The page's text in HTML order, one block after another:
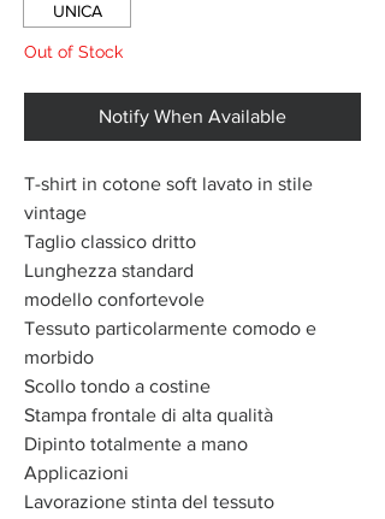
UNICA
Out of Stock
Notify When Available
T-shirt in cotone soft lavato in stile
vintage
Taglio classico dritto
Lunghezza standard
modello confortevole
Tessuto particolarmente comodo e
morbido
Scollo tondo a costine
Stampa frontale di alta qualità
Dipinto totalmente a mano
Applicazioni
Lavorazione stinta del tessuto